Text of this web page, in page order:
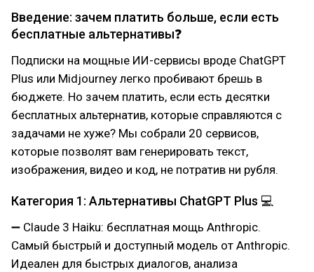
Введение: зачем платить больше, если есть
бесплатные альтернативы❓
Подписки на мощные ИИ-сервисы вроде ChatGPT
Plus или Midjourney легко пробивают брешь в
бюджете. Но зачем платить, если есть десятки
бесплатных альтернатив, которые справляются с
задачами не хуже? Мы собрали 20 сервисов,
которые позволят вам генерировать текст,
изображения, видео и код, не потратив ни рубля.
Категория 1: Альтернативы ChatGPT Plus 💻
➖ Claude 3 Haiku: бесплатная мощь Anthropic.
Самый быстрый и доступный модель от Anthropic.
Идеален для быстрых диалогов, анализа